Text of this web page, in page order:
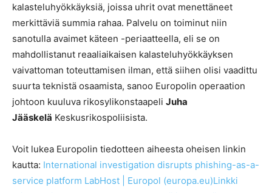
kalasteluhyökkäyksiä, joissa uhrit ovat menettäneet
merkittäviä summia rahaa. Palvelu on toiminut niin
sanotulla avaimet käteen -periaatteella, eli se on
mahdollistanut reaaliaikaisen kalasteluhyökkäyksen
vaivattoman toteuttamisen ilman, että siihen olisi vaadittu
suurta teknistä osaamista, sanoo Europolin operaation
johtoon kuuluva rikosylikonstaapeli Juha
Jääskelä Keskusrikospoliisista.
Voit lukea Europolin tiedotteen aiheesta oheisen linkin
kautta: International investigation disrupts phishing-as-a-
service platform LabHost | Europol (europa.eu)Linkki